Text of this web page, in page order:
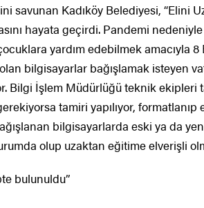
savunan Kadıköy Belediyesi, “Elini
hayata geçirdi. Pandemi
yardım edebilmek amacıyla
bilgisayarlar bağışlamak isteyen
Bilgi İşlem Müdürlüğü teknik
tamiri yapılıyor,
bilgisayarlarda eski ya da
olup uzaktan eğitime elverişli
bulunuldu”